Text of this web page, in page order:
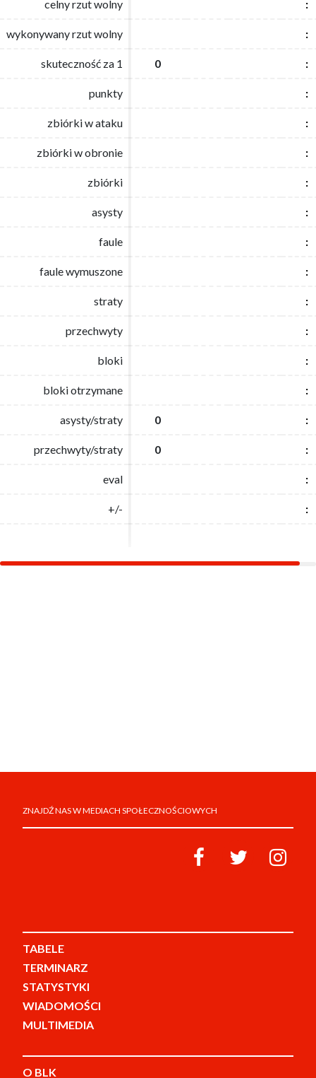
celny rzut wolny :
wykonywany rzut wolny :
skuteczność za 1 0 :
punkty :
zbiórki w ataku :
zbiórki w obronie :
zbiórki :
asysty :
faule :
faule wymuszone :
straty :
przechwyty :
bloki :
bloki otrzymane :
asysty/straty 0 :
przechwyty/straty 0 :
eval :
+/- :
celny rzut wolny :
wykonywany rzut wolny :
skuteczność za 1 0 :
punkty :
zbiórki w ataku :
zbiórki w obronie :
zbiórki :
asysty :
faule :
faule wymuszone :
straty :
przechwyty :
bloki :
bloki otrzymane :
asysty/straty 0 :
przechwyty/straty 0 :
eval :
+/- :
ZNAJDŹ NAS W MEDIACH SPOŁECZNOŚCIOWYCH
TABELE
TERMINARZ
STATYSTYKI
WIADOMOŚCI
MULTIMEDIA
O BLK